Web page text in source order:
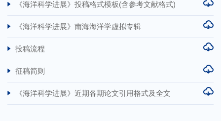
2024年第3期
2024年第2期
2023年第4期
2023年第2期
《海洋科学进展》投稿格式模板(含参考文献格式)
《海洋科学进展》南海海洋学虚拟专辑
投稿流程
征稿简则
《海洋科学进展》近期各期论文引用格式及全文